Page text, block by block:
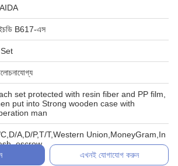
B617-এস
set protected with resin fiber and PP film,
put into Strong wooden case with
man
A,D/P,T/T,Western Union,MoneyGram,In
escrow
এখনই যোগাযোগ করুন